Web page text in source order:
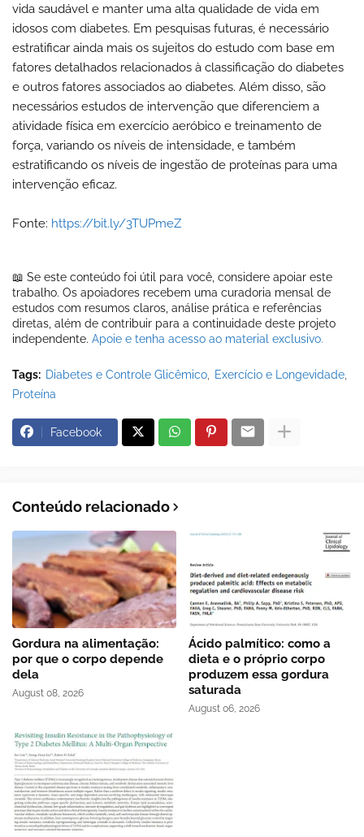
vida saudável e manter uma alta qualidade de vida em
idosos com diabetes. Em pesquisas futuras, é necessário
estratificar ainda mais os sujeitos do estudo com base em
fatores detalhados relacionados à classificação do diabetes
e outros fatores associados ao diabetes. Além disso, são
necessários estudos de intervenção que diferenciem a
atividade física em exercício aeróbico e treinamento de
força, variando os níveis de intensidade, e também
estratificando os níveis de ingestão de proteínas para uma
intervenção eficaz.
Fonte: https://bit.ly/3TUPmeZ
📖 Se este conteúdo foi útil para você, considere apoiar este
trabalho. Os apoiadores recebem uma curadoria mensal de
estudos com resumos claros, análise prática e referências
diretas, além de contribuir para a continuidade deste projeto
independente. Apoie e tenha acesso ao material exclusivo.
Tags: Diabetes e Controle Glicêmico
Exercício e Longevidade
Proteína
Facebook
Conteúdo relacionado
Gordura na alimentação:
por que o corpo depende
dela
August 08, 2026
Ácido palmítico: como a
dieta e o próprio corpo
produzem essa gordura
saturada
August 06, 2026